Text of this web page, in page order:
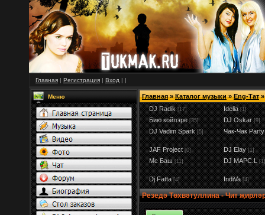
Главная | Регистрация | Вход | |
Меню Главная»Каталог музыки»Eng-Тат»
DJ Radik [17] Idelia [1]
Бию койлэре [35] DJ Oskar [9]
DJ Vadim Spark [5] Чак-Чак Party
JAF Project [0] DJ Elay [1]
Мс Баш [11] DJ MAPC.L [1]
Dj Fatta [4] IndiVa [4]
Резедә Төхвәтуллина - Чит